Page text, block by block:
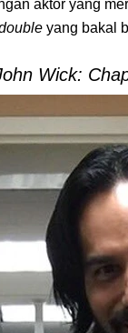
aktor yang
yang bakal
Wick: